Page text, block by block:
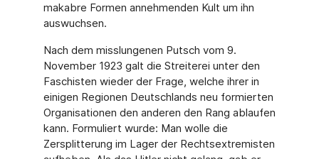
makabre Formen annehmenden Kult um ihn
auswuchsen.
Nach dem misslungenen Putsch vom 9.
November 1923 galt die Streiterei unter den
Faschisten wieder der Frage, welche ihrer in
einigen Regionen Deutschlands neu formierten
Organisationen den anderen den Rang ablaufen
kann. Formuliert wurde: Man wolle die
Zersplitterung im Lager der Rechtsextremisten